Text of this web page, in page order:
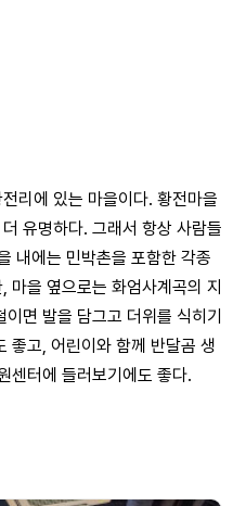
리에 있는 마을이다. 황전마을
유명하다. 그래서 항상 사람들
내에는 민박촌을 포함한 각종
마을 옆으로는 화엄사계곡의 지
면 발을 담그고 더위를 식히기
좋고, 어린이와 함께 반달곰 생
센터에 들러보기에도 좋다.